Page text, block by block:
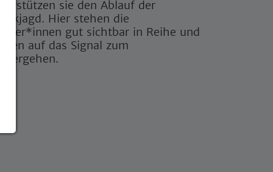
sie den Ablauf der
Hier stehen die
gut sichtbar in Reihe und
auf das Signal zum